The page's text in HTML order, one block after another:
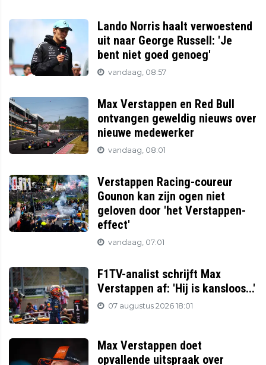
Lando Norris haalt verwoestend
uit naar George Russell: 'Je
bent niet goed genoeg'
vandaag, 08:57
Max Verstappen en Red Bull
ontvangen geweldig nieuws over
nieuwe medewerker
vandaag, 08:01
Verstappen Racing-coureur
Gounon kan zijn ogen niet
geloven door 'het Verstappen-
effect'
vandaag, 07:01
F1TV-analist schrijft Max
Verstappen af: 'Hij is kansloos...'
07 augustus 2026 18:01
Max Verstappen doet
opvallende uitspraak over